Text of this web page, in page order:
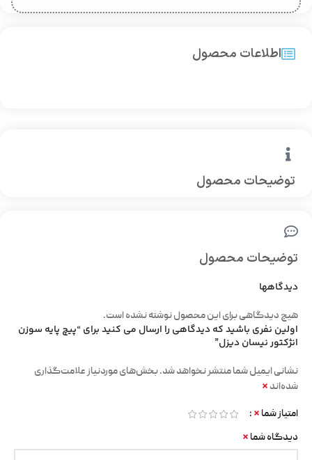
توضیحات محصول
اطلاعات محصول
توضیحات محصول
دیدگاهها
هیچ دیدگاهی برای این محصول نوشته نشده است.
اولین نفری باشید که دیدگاهی را ارسال می کنید برای “پیچ پایه سوزن
انژکتور نیسان دیزل”
نشانی ایمیل شما منتشر نخواهد شد.بخش‌های موردنیاز علامت‌گذاری
شده‌اند *
امتیاز شما *
دیدگاه شما *